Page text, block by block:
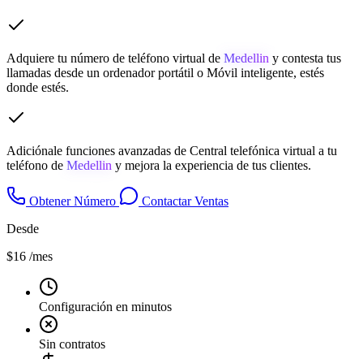
Adquiere tu número de teléfono virtual de Medellin y contesta tus
llamadas desde un ordenador portátil o Móvil inteligente, estés
donde estés.
Adiciónale funciones avanzadas de Central telefónica virtual a tu
teléfono de Medellin y mejora la experiencia de tus clientes.
Obtener Número
Contactar Ventas
Desde
$16 /mes
Configuración en minutos
Sin contratos